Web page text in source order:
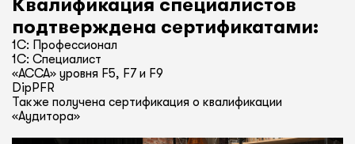
Квалификация специалистов
подтверждена сертификатами:
1С: Профессионал
1С: Специалист
«ACCA» уровня F5, F7 и F9
DipPFR
Также получена сертификация о квалификации
«Аудитора»